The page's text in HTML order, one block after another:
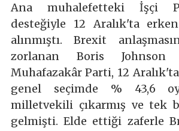
Ana muhalefetteki İşçi
desteğiyle 12 Aralık'ta
alınmıştı. Brexit
zorlanan Boris Johnson
Muhafazakâr Parti, 12
genel seçimde % 43,6
milletvekili çıkarmış ve tek
gelmişti. Elde ettiği zaferle